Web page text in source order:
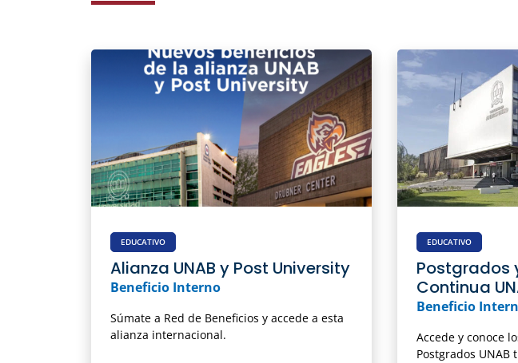
EDUCATIVO
Alianza UNAB y Post University
Beneficio Interno
Súmate a Red de Beneficios y accede a esta
alianza internacional.
EDUCATIVO
Postgrados
Continua
Beneficio
Accede y conoce
Postgrados UNAB